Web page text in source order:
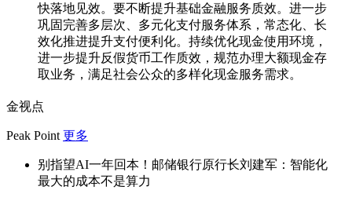
快落地见效。要不断提升基础金融服务质效。进一步
巩固完善多层次、多元化支付服务体系，常态化、长
效化推进提升支付便利化。持续优化现金使用环境，
进一步提升反假货币工作质效，规范办理大额现金存
取业务，满足社会公众的多样化现金服务需求。
金视点
Peak Point 更多
别指望AI一年回本！邮储银行原行长刘建军：智能化
最大的成本不是算力